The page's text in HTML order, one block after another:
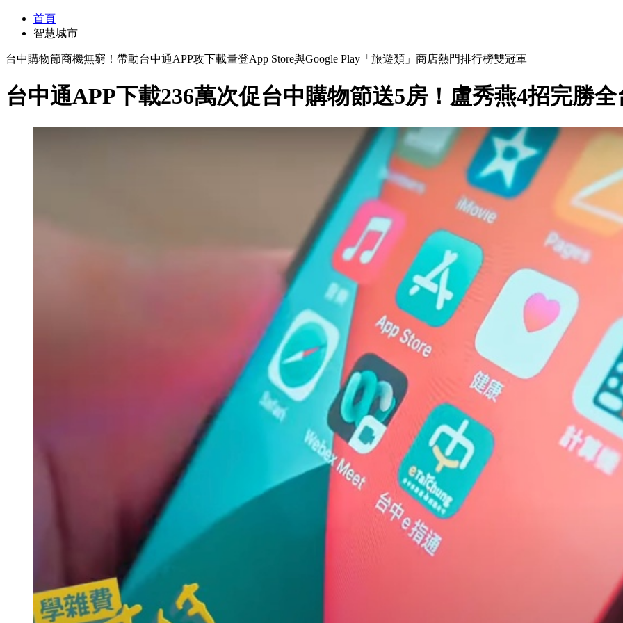
首頁
智慧城市
台中購物節商機無窮！帶動台中通APP攻下載量登App Store與Google Play「旅遊類」商店熱門排行榜雙冠軍
台中通APP下載236萬次促台中購物節送5房！盧秀燕4招完勝全